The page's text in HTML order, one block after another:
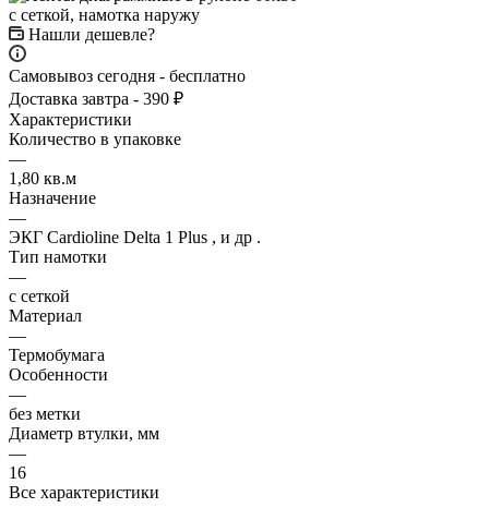
Нашли дешевле?
Самовывоз сегодня - бесплатно
Доставка завтра - 390 ₽
Характеристики
Количество в упаковке
—
1,80 кв.м
Назначение
—
ЭКГ Cardioline Delta 1 Plus , и др .
Тип намотки
—
с сеткой
Материал
—
Термобумага
Особенности
—
без метки
Диаметр втулки, мм
—
16
Все характеристики